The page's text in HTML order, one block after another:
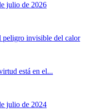
julio de 2026
invisible del calor
está en el...
julio de 2024